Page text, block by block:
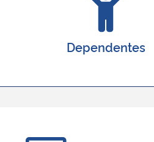
Dependentes